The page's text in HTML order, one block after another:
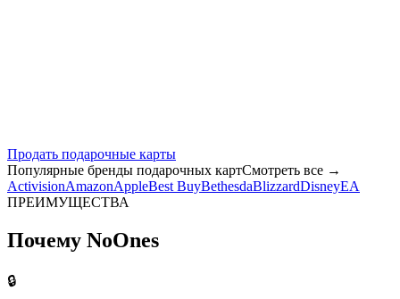
Продать подарочные карты
Популярные бренды подарочных картСмотреть все →
ActivisionAmazonAppleBest BuyBethesdaBlizzardDisneyEA
ПРЕИМУЩЕСТВА
Почему NoOnes
🔒